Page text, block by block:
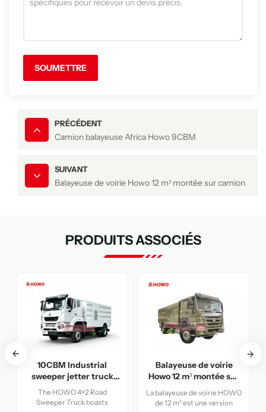
SOUMETTRE
PRÉCÉDENT
Camion balayeuse Africa Howo 9CBM
SUIVANT
Balayeuse de voirie Howo 12 m³ montée sur camion
PRODUITS ASSOCIÉS
Balayeuse de voirie
Howo 12 m³ montée sur
camion
La balayeuse de voirie HOWO
de 12 m³ est une version
Camion balayeuse
HOWO RHD 12CBM
Le camion balayeuse HOWO
12CBM RHD est un engin